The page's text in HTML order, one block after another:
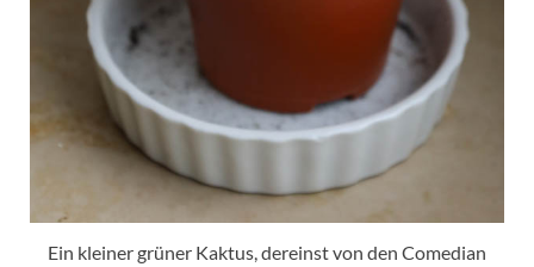
Ein kleiner grüner Kaktus, dereinst von den Comedian